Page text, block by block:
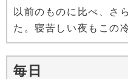
以前のものに比べ、さ
た。寝苦しい夜もこの
毎日